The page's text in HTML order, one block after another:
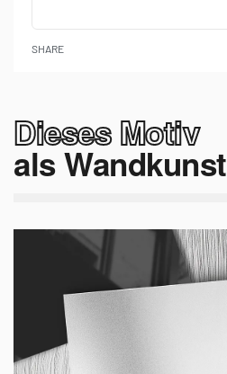
SHARE
Dieses Motiv
als Wandkunst